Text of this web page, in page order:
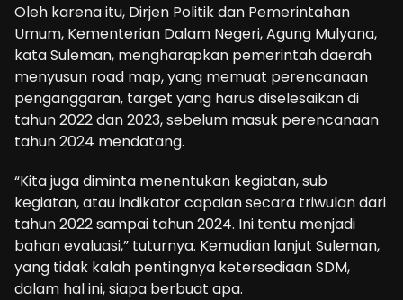
Oleh karena itu, Dirjen Politik dan Pemerintahan
Umum, Kementerian Dalam Negeri, Agung Mulyana,
kata Suleman, mengharapkan pemerintah daerah
menyusun road map, yang memuat perencanaan
penganggaran, target yang harus diselesaikan di
tahun 2022 dan 2023, sebelum masuk perencanaan
tahun 2024 mendatang.
“Kita juga diminta menentukan kegiatan, sub
kegiatan, atau indikator capaian secara triwulan dari
tahun 2022 sampai tahun 2024. Ini tentu menjadi
bahan evaluasi,” tuturnya. Kemudian lanjut Suleman,
yang tidak kalah pentingnya ketersediaan SDM,
dalam hal ini, siapa berbuat apa.